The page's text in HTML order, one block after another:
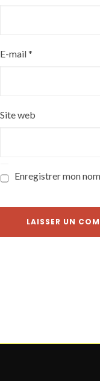
E-mail*
Site web
Enregistrer mon